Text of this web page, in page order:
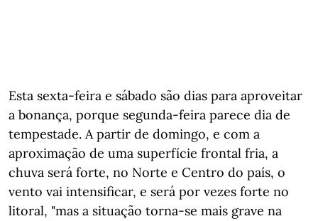
Esta sexta-feira e sábado são dias para aproveitar
a bonança, porque segunda-feira parece dia de
tempestade. A partir de domingo, e com a
aproximação de uma superfície frontal fria, a
chuva será forte, no Norte e Centro do país, o
vento vai intensificar, e será por vezes forte no
litoral, "mas a situação torna-se mais grave na